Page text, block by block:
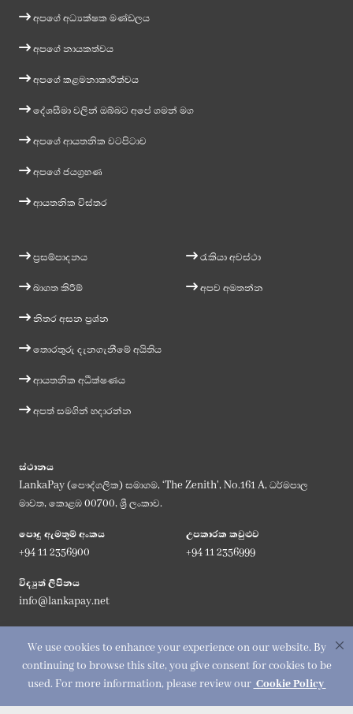
We use cookies to enhance your experience on our website. By
continuing to browse this site, you give consent for cookies to be
used. For more information, please review our Cookie Policy
අපගේ අධ්‍යක්ෂක මණ්ඩලය
අපගේ නායකත්වය
අපගේ කළමනාකාරීත්වය
දේශසීමා වලින් ඔබ්බට අපේ ගමන් මග
අපගේ ආයතනික වටපිටාව
අපගේ ජයග්‍රහණ
ආයතනික විස්තර
ප්‍රසම්පාදනය
බාගත කිරීම්
නිතර අසන ප්‍රශ්න
තොරතුරු දැනගැනීමේ අයිතිය
ආයතනික අධීක්ෂණය
අපත් සමගින් හදාරන්න
රැකියා අවස්ථා
අපව අමතන්න
ස්ථානය
LankaPay (පෞද්ගලික) සමාගම, ‘The Zenith', No.161 A, ධර්මපාල
මාවත, කොළඹ 00700, ශ්‍රී ලංකාව.
පොදු ඇමතුම් අංකය
+94 11 2356900
උපකාරක කවුළුව
+94 11 2356999
විද්‍යුත් ලිපිනය
info@lankapay.net
අප සමග එක්වන්න :